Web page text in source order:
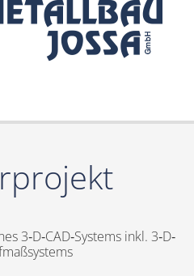
3‐D‐CAD‐Systems inkl. 3‐D‐